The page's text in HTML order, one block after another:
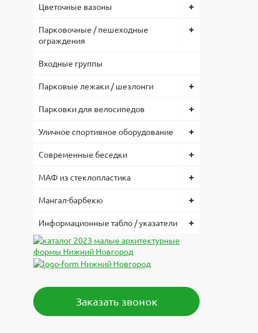
Цветочные вазоны
Парковочные / пешеходные
ограждения
Входные группы
Парковые лежаки / шезлонги
Парковки для велосипедов
Уличное спортивное оборудование
Современные беседки
МАФ из стеклопластика
Мангал-барбекю
Информационные табло / указатели
Заказать звонок